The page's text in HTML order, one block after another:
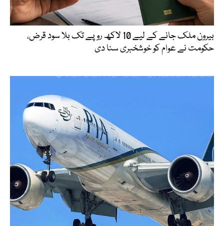
بیرون ملک جانے کے لیے 10 لاکھ روپے تک بلا سود قرض،
حکومت نے عوام کو خوشخبری سنا دی